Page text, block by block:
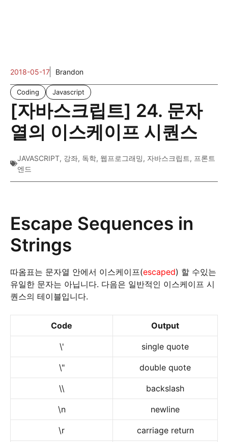
2018-05-17 Brandon
Coding Javascript
[자바스크립트] 24. 문자
열의 이스케이프 시퀀스
JAVASCRIPT, 강좌, 독학, 웹프로그래밍, 자바스크립트, 프론트
엔드
Escape Sequences in
Strings
따옴표는 문자열 안에서 이스케이프(escaped) 할 수있는
유일한 문자는 아닙니다. 다음은 일반적인 이스케이프 시
퀀스의 테이블입니다.
Code Output
\' single quote
\" double quote
\\ backslash
\n newline
\r carriage return